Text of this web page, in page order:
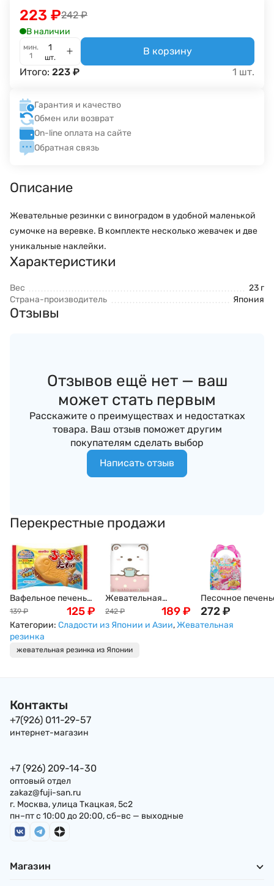
242 ₽
223 ₽
В наличии
мин.
1
шт.
В корзину
Итого: 223 ₽ 1 шт.
Гарантия и качество
Обмен или возврат
On-line оплата на сайте
Обратная связь
Описание
Жевательные резинки с виноградом в удобной маленькой
сумочке на веревке. В комплекте несколько жевачек и две
уникальные наклейки.
Характеристики
Вес
23 г
Страна-производитель
Япония
Отзывы
Отзывов ещё нет — ваш
может стать первым
Расскажите о преимуществах и недостатках
товара. Ваш отзыв поможет другим
покупателям сделать выбор
Написать отзыв
Перекрестные продажи
Вафельное печенье
"Тайяки" Meito,
Япония, 16,5г
139 ₽ 125₽
Жевательная
резинка Корис
(Coris) Sumikko
наклейки , 21г,
Япония
242 ₽ 189₽
Песочное
шоколадной
крошкой в стиле
272₽
Категории: Сладости из Японии и Азии,Жевательная
резинка
жевательная резинка из Японии
Контакты
+7(926) 011-29-57
интернет-магазин
+7 (926) 209-14-30
оптовый отдел
zakaz@fuji-san.ru
г. Москва, улица Ткацкая, 5с2
пн–пт с 10:00 до 20:00, сб–вс — выходные
Магазин